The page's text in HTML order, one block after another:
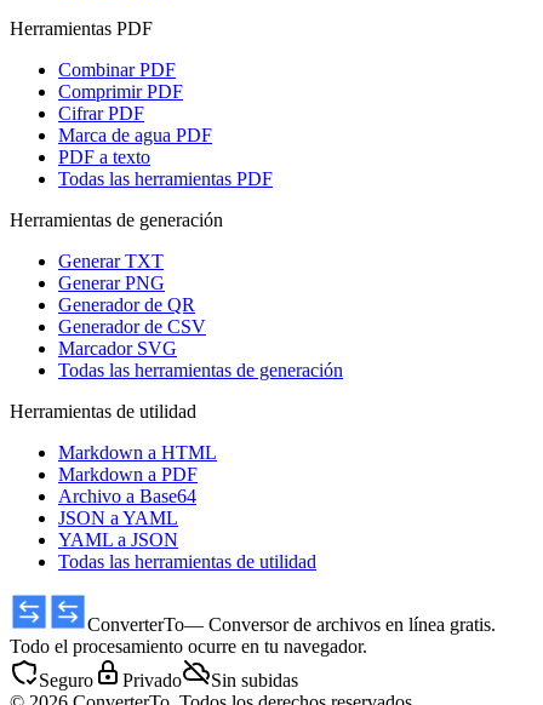
Herramientas PDF
Combinar PDF
Comprimir PDF
Cifrar PDF
Marca de agua PDF
PDF a texto
Todas las herramientas PDF
Herramientas de generación
Generar TXT
Generar PNG
Generador de QR
Generador de CSV
Marcador SVG
Todas las herramientas de generación
Herramientas de utilidad
Markdown a HTML
Markdown a PDF
Archivo a Base64
JSON a YAML
YAML a JSON
Todas las herramientas de utilidad
ConverterTo— Conversor de archivos en línea gratis.
Todo el procesamiento ocurre en tu navegador.
Seguro
Privado
Sin subidas